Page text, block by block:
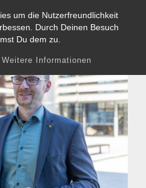
um die Nutzerfreundlichkeit
Durch Deinen Besuch
Du dem zu.
Weitere Informationen
Main